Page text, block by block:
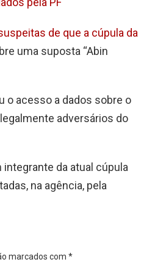
de que a cúpula da
uma suposta “Abin
o acesso a dados sobre o
adversários do
da atual cúpula
na agência, pela
marcados com *